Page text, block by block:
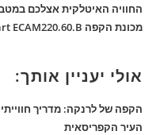
החוויה האיטלקית אצלכם
מכונת הקפה De'Longhi Magnifica Start ECAM220.60.B
אולי יעניין אותך:
הקפה של לרנקה: מדריך
העיר הקפריסאית